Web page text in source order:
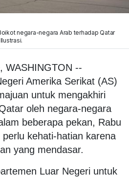
negara-negara Arab terhadap Qatar
WASHINGTON --
Amerika Serikat (AS)
untuk mengakhiri
oleh negara-negara
beberapa pekan, Rabu
kehati-hatian karena
yang mendasar.
Luar Negeri untuk